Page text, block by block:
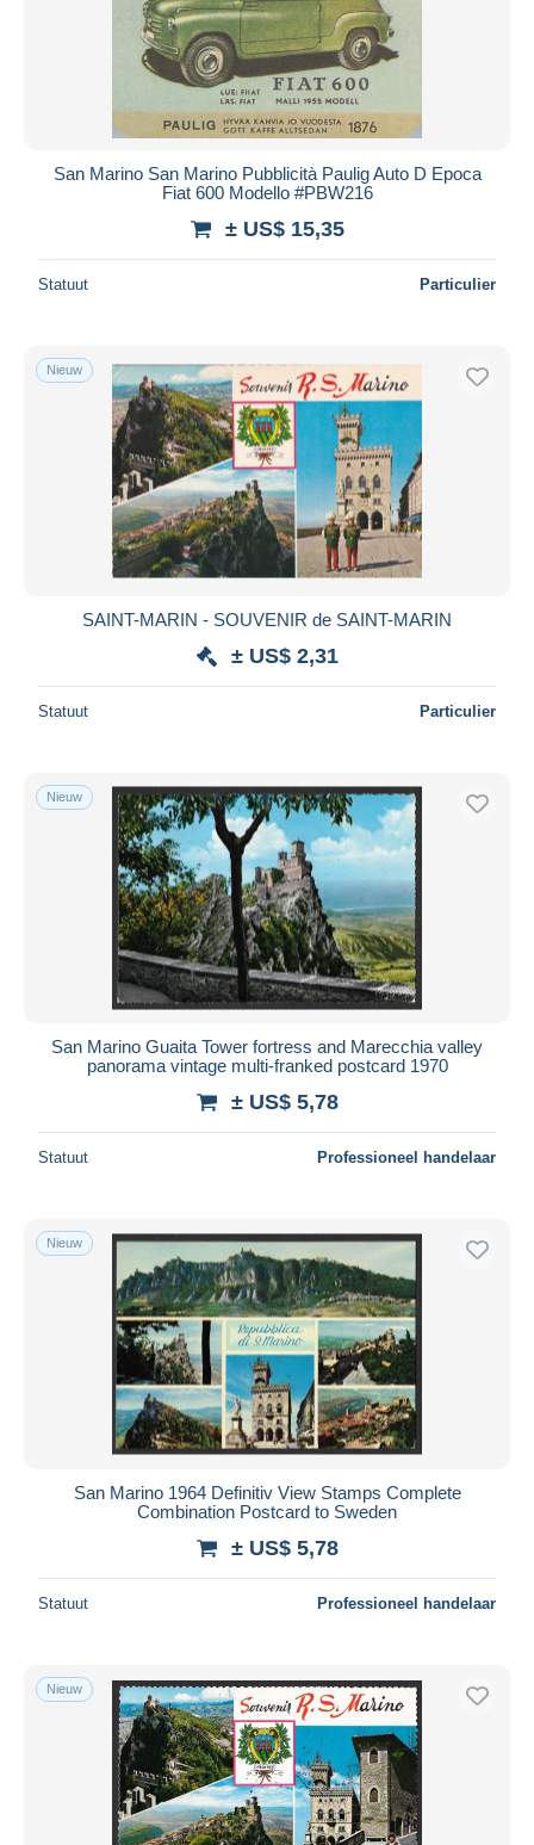
San Marino San Marino Pubblicità Paulig Auto D Epoca
Fiat 600 Modello #PBW216
± US$ 15,35
Statuut Particulier
Nieuw
SAINT-MARIN - SOUVENIR de SAINT-MARIN
± US$ 2,31
Statuut Particulier
Nieuw
San Marino Guaita Tower fortress and Marecchia valley
panorama vintage multi-franked postcard 1970
± US$ 5,78
Statuut Professioneel handelaar
Nieuw
San Marino 1964 Definitiv View Stamps Complete
Combination Postcard to Sweden
± US$ 5,78
Statuut Professioneel handelaar
Nieuw